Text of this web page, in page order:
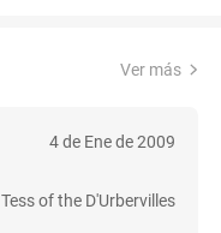
Ver más
4 de Ene de 2009
Tess of the D'Urbervilles